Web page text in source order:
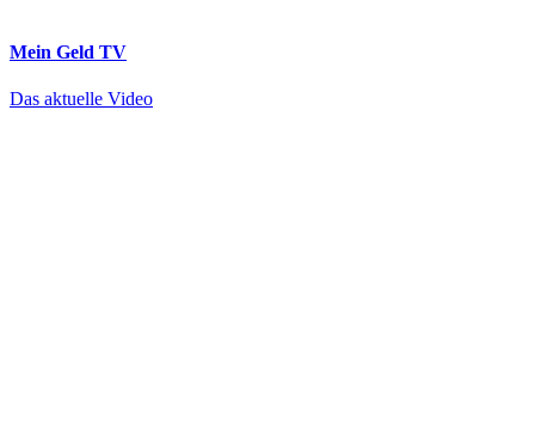
Mein Geld TV
Das aktuelle Video